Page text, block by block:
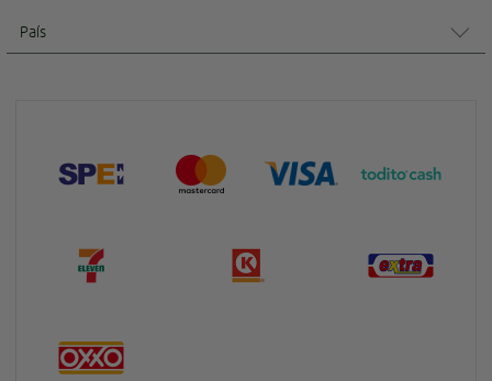
País